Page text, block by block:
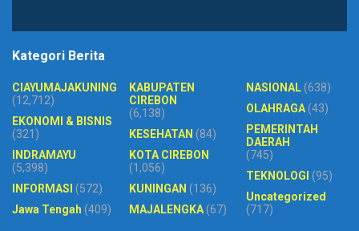
Kategori Berita
CIAYUMAJAKUNING
(12,712)
EKONOMI & BISNIS
(321)
INDRAMAYU
(5,398)
INFORMASI (572)
Jawa Tengah (409)
KABUPATEN
CIREBON
(6,138)
KESEHATAN (84)
KOTA CIREBON
(1,056)
KUNINGAN (136)
MAJALENGKA(67)
NASIONAL(638)
OLAHRAGA(43)
PEMERINTAH
DAERAH
(745)
TEKNOLOGI (95)
Uncategorized
(717)